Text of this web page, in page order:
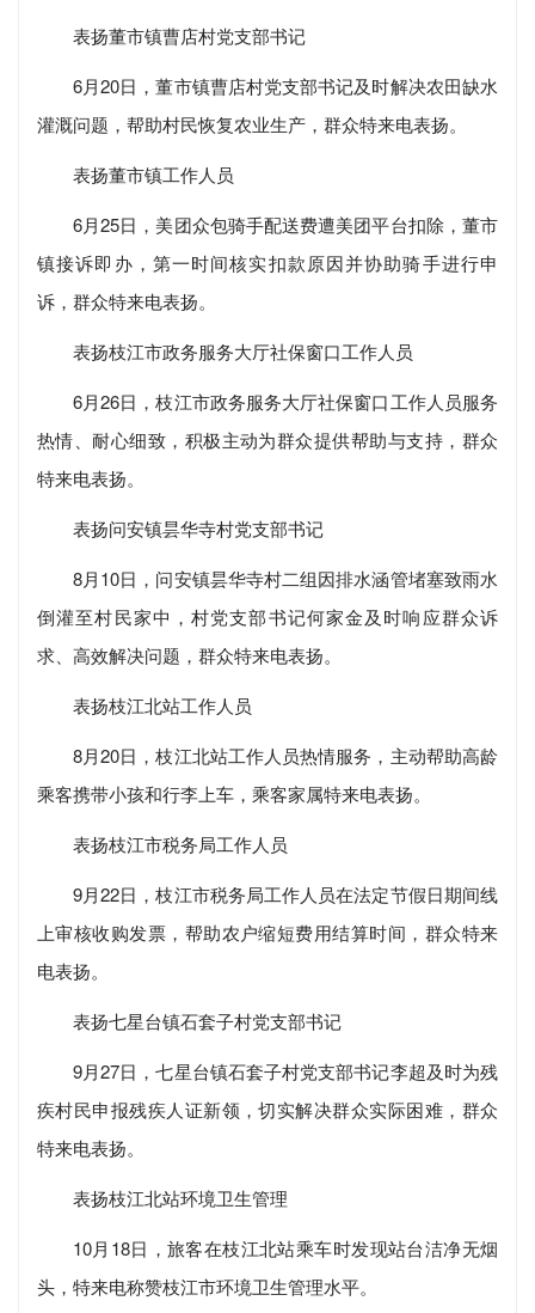
表扬董市镇曹店村党支部书记
6月20日，董市镇曹店村党支部书记及时解决农田缺水
灌溉问题，帮助村民恢复农业生产，群众特来电表扬。
表扬董市镇工作人员
6月25日，美团众包骑手配送费遭美团平台扣除，董市
镇接诉即办，第一时间核实扣款原因并协助骑手进行申
诉，群众特来电表扬。
表扬枝江市政务服务大厅社保窗口工作人员
6月26日，枝江市政务服务大厅社保窗口工作人员服务
热情、耐心细致，积极主动为群众提供帮助与支持，群众
特来电表扬。
表扬问安镇昙华寺村党支部书记
8月10日，问安镇昙华寺村二组因排水涵管堵塞致雨水
倒灌至村民家中，村党支部书记何家金及时响应群众诉
求、高效解决问题，群众特来电表扬。
表扬枝江北站工作人员
8月20日，枝江北站工作人员热情服务，主动帮助高龄
乘客携带小孩和行李上车，乘客家属特来电表扬。
表扬枝江市税务局工作人员
9月22日，枝江市税务局工作人员在法定节假日期间线
上审核收购发票，帮助农户缩短费用结算时间，群众特来
电表扬。
表扬七星台镇石套子村党支部书记
9月27日，七星台镇石套子村党支部书记李超及时为残
疾村民申报残疾人证新领，切实解决群众实际困难，群众
特来电表扬。
表扬枝江北站环境卫生管理
10月18日，旅客在枝江北站乘车时发现站台洁净无烟
头，特来电称赞枝江市环境卫生管理水平。